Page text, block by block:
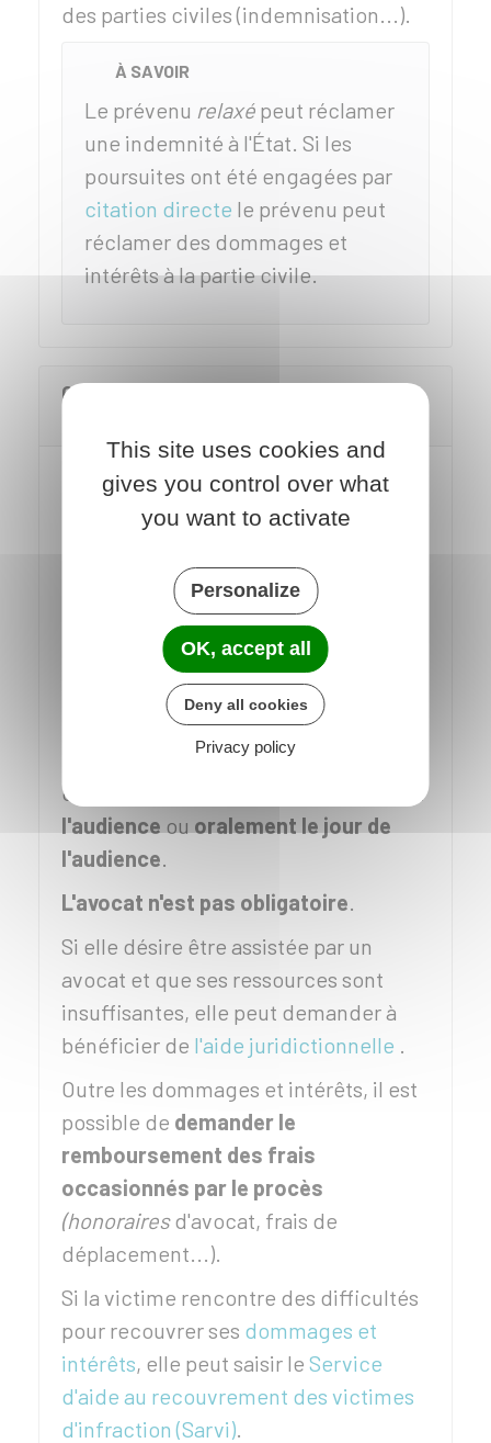
des parties civiles (indemnisation...).
À SAVOIR
Le prévenu relaxé peut réclamer
une indemnité à l'État. Si les
poursuites ont été engagées par
citation directe le prévenu peut
réclamer des dommages et
intérêts à la partie civile.
Quels sont les droits de la victime
La victime peut se constituerpartie
et demander desdommages et
qu'elle a subi.
La victime peut se constituer partie
au moment où elle dépose
auprès des services de police,
de gendarmerie ou du procureur de la
République. Elle peut également se
constituer partie civile
par écrit avant
l'audience ou oralement le jour de
l'audience.
L'avocat n'est pas obligatoire.
Si elle désire être assistée par un
avocat et que ses ressources sont
insuffisantes, elle peut demander à
bénéficier de l'aide juridictionnelle .
Outre les dommages et intérêts, il est
possible de demander le
remboursement des frais
occasionnés par le procès
(honorairesd'avocat, frais de
déplacement...).
Si la victime rencontre des difficultés
pour recouvrer ses dommages et
intérêts, elle peut saisir le Service
d'aide au recouvrement des victimes
d'infraction (Sarvi).
This site uses cookies and
gives you control over what
you want to activate
Personalize
OK, accept all
Deny all cookies
Privacy policy